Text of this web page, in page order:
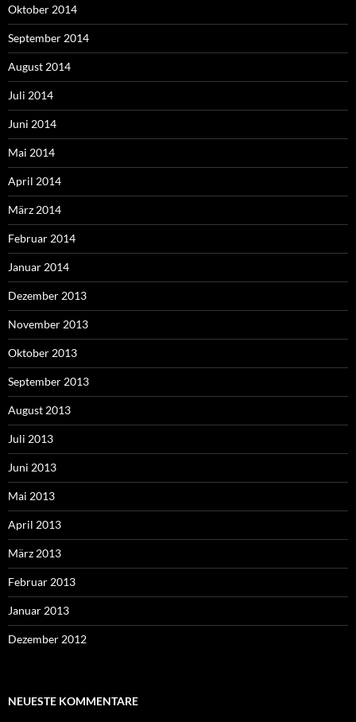
Oktober 2014
September 2014
August 2014
Juli 2014
Juni 2014
Mai 2014
April 2014
März 2014
Februar 2014
Januar 2014
Dezember 2013
November 2013
Oktober 2013
September 2013
August 2013
Juli 2013
Juni 2013
Mai 2013
April 2013
März 2013
Februar 2013
Januar 2013
Dezember 2012
NEUESTE KOMMENTARE